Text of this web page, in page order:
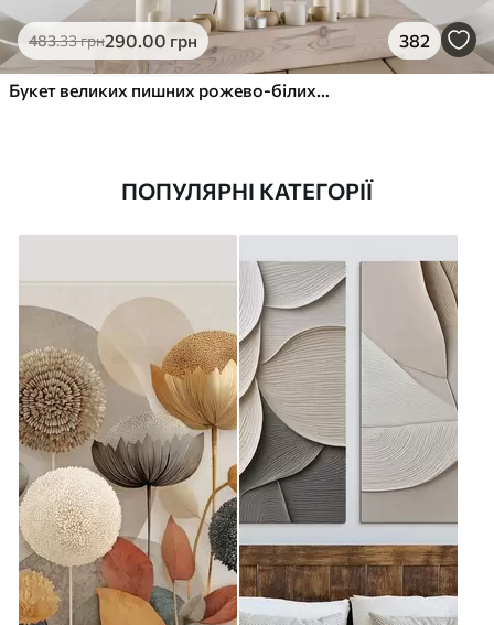
483.33грн290.00 грн 382
Букет великих пишних рожево-білих квітів півонії із зеленим листям на м’якому розмитому фоні
ПОПУЛЯРНІ КАТЕГОРІЇ